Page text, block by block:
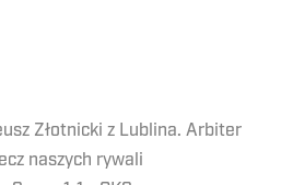
Złotnicki z Lublina. Arbiter
naszych rywali